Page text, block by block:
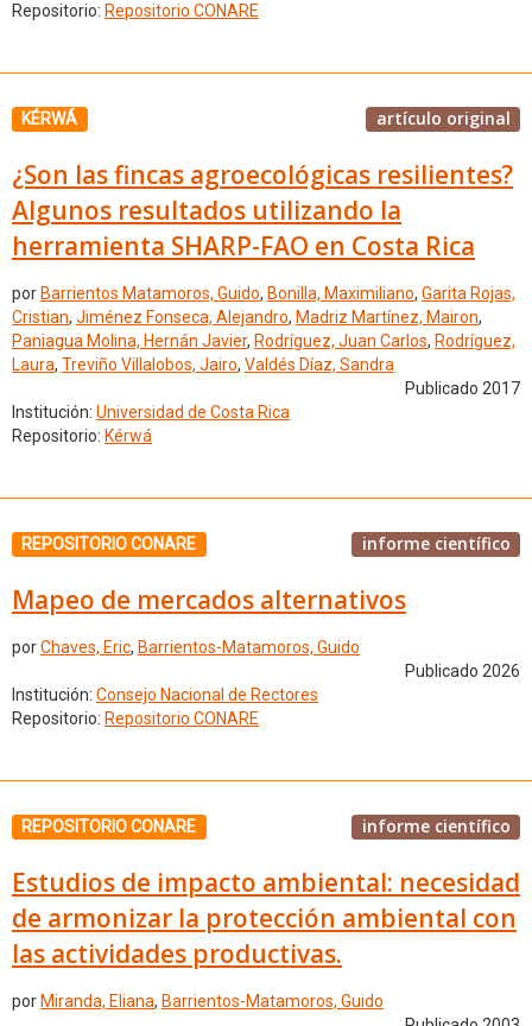
Repositorio: Repositorio CONARE
KÉRWÁ artículo original
¿Son las fincas agroecológicas resilientes?
Algunos resultados utilizando la
herramienta SHARP-FAO en Costa Rica
por Barrientos Matamoros, Guido, Bonilla, Maximiliano, Garita Rojas,
Cristian, Jiménez Fonseca, Alejandro, Madriz Martínez, Mairon,
Paniagua Molina, Hernán Javier, Rodríguez, Juan Carlos, Rodríguez,
Laura, Treviño Villalobos, Jairo, Valdés Díaz, Sandra
Publicado 2017
Institución: Universidad de Costa Rica
Repositorio: Kérwá
REPOSITORIO CONARE informe científico
Mapeo de mercados alternativos
porChaves, Eric, Barrientos-Matamoros, Guido
Publicado 2026
Institución: Consejo Nacional de Rectores
Repositorio: Repositorio CONARE
REPOSITORIO CONARE informe científico
Estudios de impacto ambiental: necesidad
de armonizar la protección ambiental con
las actividades productivas.
por Miranda, Eliana, Barrientos-Matamoros, Guido